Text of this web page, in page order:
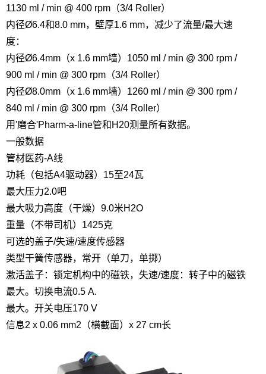
1130 ml / min @ 400 rpm（3/4 Roller）
内径Ø6.4和8.0 mm，壁厚1.6 mm，减少了流量/最大速
度：
内径Ø6.4mm（x 1.6 mm墙） 1050 ml / min @ 300 rpm /
900 ml / min @ 300 rpm（3/4 Roller）
内径Ø8.0mm（x 1.6 mm墙） 1260 ml / min @ 300 rpm /
840 ml / min @ 300 rpm（3/4 Roller）
用'磨合'Pharm-a-line管和H20测量所有数据。
一般数据
管材医药-A线
功耗（包括A4驱动器） 15至24瓦
最大压力2.0吧
最大吸力高度（干燥） 9.0米H2O
重量（不带司机） 1425克
可选的盖子/失速/速度传感器
类型干簧传感器，常开（单刀，单掷）
激活盖子：锁定机构中的磁铁，失速/速度：转子中的磁铁
最大。切换电流0.5 A.
最大。开关电压170 V
信息2 x 0.06 mm2（横截面）x 27 cm长